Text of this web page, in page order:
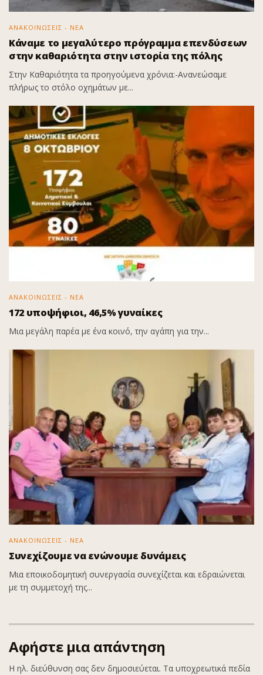
ΑΝΑΚΟΙΝΩΣΕΙΣ - ΝΕΑ
Κάναμε το μεγαλύτερο πρόγραμμα επενδύσεων
στην καθαριότητα στην ιστορία της πόλης
Στην Καθαριότητα τα προηγούμενα χρόνια:-Ανανεώσαμε
πλήρως το στόλο οχημάτων με...
ΑΝΑΚΟΙΝΩΣΕΙΣ - ΝΕΑ
172 υποψήφιοι, 46,5% γυναίκες
Μια μεγάλη παρέα με ένα κοινό, την αγάπη για την...
ΑΝΑΚΟΙΝΩΣΕΙΣ - ΝΕΑ
Συνεχίζουμε να ενώνουμε δυνάμεις
Μια εποικοδομητική συνεργασία συνεχίζεται και εδραιώνεται
με τη συμμετοχή της...
Αφήστε μια απάντηση
Η ηλ. διεύθυνση σας δεν δημοσιεύεται. Τα υποχρεωτικά πεδία